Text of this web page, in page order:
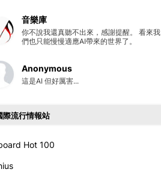
音樂庫
你不說我還真聽不出來，感謝提醒。 看來我
們也只能慢慢適應AI帶來的世界了。
Anonymous
這是AI 但好厲害...
際流行情報站
Hot 100